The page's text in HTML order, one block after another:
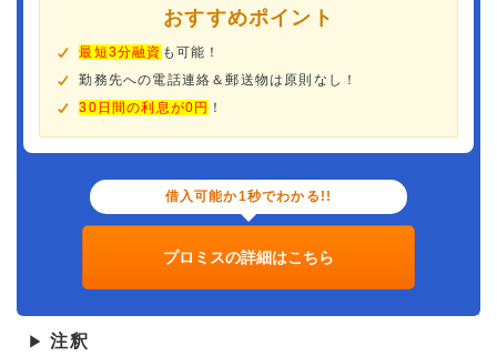
おすすめポイント
最短3分融資 も可能！
勤務先への電話連絡＆郵送物は原則なし！
30日間の利息が0円 ！
借入可能か1秒でわかる!!
プロミスの詳細はこちら
▶ 注釈